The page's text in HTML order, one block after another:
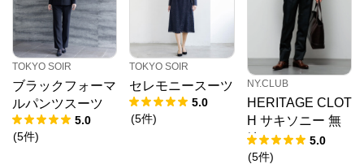
TOKYO SOIR
ブラックフォーマ
ルパンツスーツ
5.0
(5件)
TOKYO SOIR
セレモニースーツ
5.0
(5件)
NY.CLUB
HERITAGE CLOT
H サキソニー 無
地 ソフトテーパ
ードスラックス
5.0
(5件)